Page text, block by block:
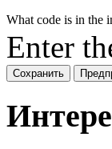
What code is in the
Enter